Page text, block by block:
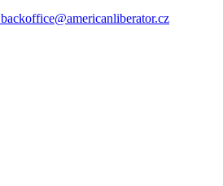
backoffice@americanliberator.cz